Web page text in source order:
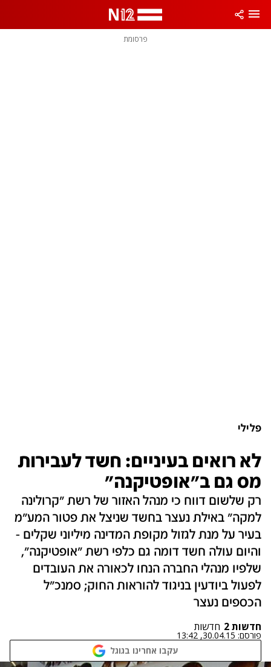
פרסומת
פלילי
לא רואים בעיניים: חשד לעבירות
מס גם ב"אופטיקנה"
רק שלשום דווח כי מנהל האזור של רשת "קרולינה
למקה" באילת נעצר בחשד שניצל את פטור המע"מ
בעיר על מנת לגזול מקופת המדינה מיליוני שקלים -
והיום עולה חשד דומה גם כלפי רשת "אופטיקנה",
שלפיו מנהלי החברה הנחו לכאורה את העובדים
לפעול ביודעין בניגוד להוראות החוק; סמנכ"ל
הכספים נעצר
חדשות 2 חדשות
פורסם: 30.04.15, 13:42
עקבו אחרינו בגוגל